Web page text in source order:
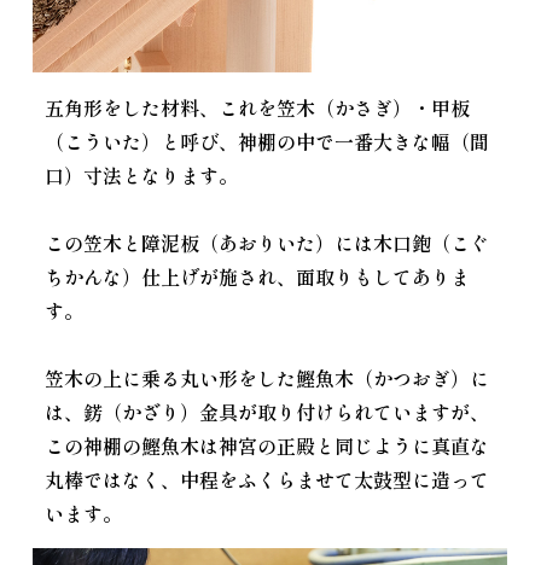
五角形をした材料、これを笠木（かさぎ）・甲板
（こういた）と呼び、神棚の中で一番大きな幅（間
口）寸法となります。
この笠木と障泥板（あおりいた）には木口鉋（こぐ
ちかんな）仕上げが施され、面取りもしてありま
す。
笠木の上に乗る丸い形をした鰹魚木（かつおぎ）に
は、錺（かざり）金具が取り付けられていますが、
この神棚の鰹魚木は神宮の正殿と同じように真直な
丸棒ではなく、中程をふくらませて太鼓型に造って
います。